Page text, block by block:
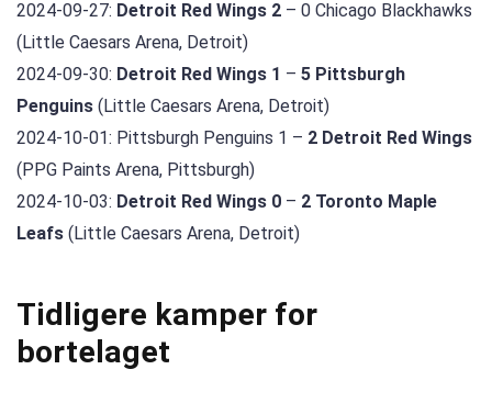
2024-09-27: Detroit Red Wings 2 – 0 Chicago Blackhawks
(Little Caesars Arena, Detroit)
2024-09-30: Detroit Red Wings 1 – 5 Pittsburgh
Penguins (Little Caesars Arena, Detroit)
2024-10-01: Pittsburgh Penguins 1 – 2 Detroit Red Wings
(PPG Paints Arena, Pittsburgh)
2024-10-03: Detroit Red Wings 0 – 2 Toronto Maple
Leafs (Little Caesars Arena, Detroit)
Tidligere kamper for
bortelaget